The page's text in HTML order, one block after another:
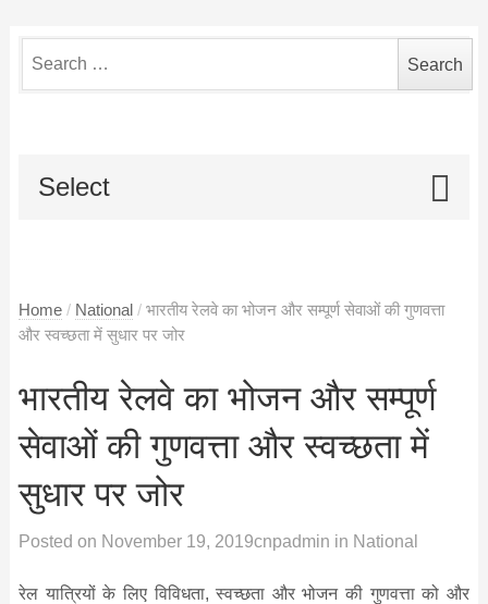
for:
Select
Home / National / भारतीय रेलवे का भोजन और सम्‍पूर्ण सेवाओं की गुणवत्ता
और स्वच्छता में सुधार पर जोर
भारतीय रेलवे का भोजन और सम्‍पूर्ण
सेवाओं की गुणवत्ता और स्वच्छता में
सुधार पर जोर
Posted on November 19, 2019cnpadmin in National
रेल यात्रियों के लिए विविधता, स्वच्छता और भोजन की गुणवत्ता को और